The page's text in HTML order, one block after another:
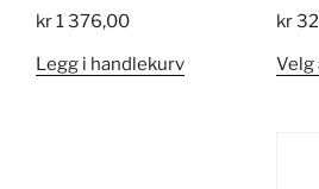
kr1 376,00
Legg i handlekurv
kr
Velg